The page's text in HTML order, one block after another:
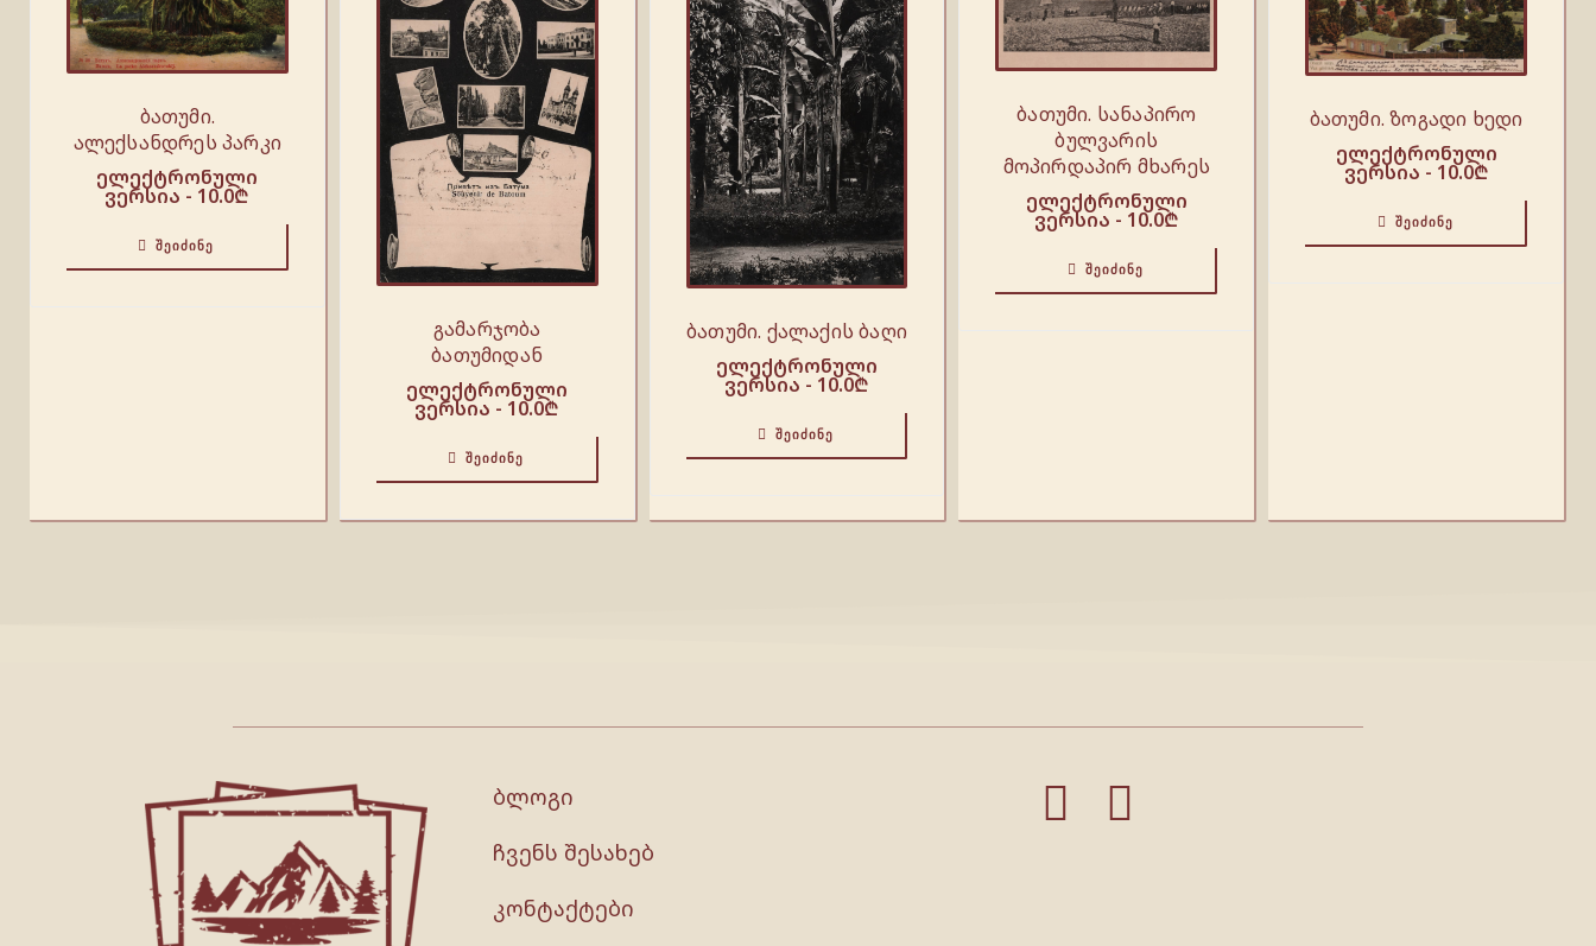
ბათუმი.
ალექსანდრეს პარკი
ელექტრონული
ვერსია - 10.0₾
ᲨᲔᲘᲫᲘᲜᲔ
გამარჯობა
ბათუმიდან
ელექტრონული
ვერსია - 10.0₾
ᲨᲔᲘᲫᲘᲜᲔ
ბათუმი. ქალაქის ბაღი
ელექტრონული
ვერსია - 10.0₾
ᲨᲔᲘᲫᲘᲜᲔ
ბათუმი. სანაპირო
ბულვარის
მოპირდაპირ მხარეს
ელექტრონული
ვერსია - 10.0₾
ᲨᲔᲘᲫᲘᲜᲔ
ბათუმი. ზოგადი ხედი
ელექტრონული
ვერსია - 10.0₾
ᲨᲔᲘᲫᲘᲜᲔ
ბლოგი
ჩვენს შესახებ
კონტაქტები